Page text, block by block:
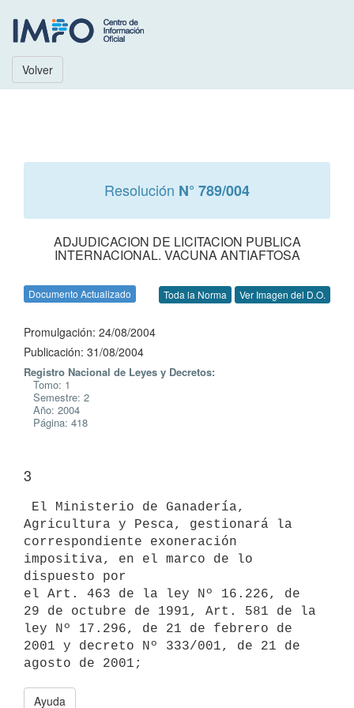
Volver
Resolución N° 789/004
ADJUDICACION DE LICITACION PUBLICA
INTERNACIONAL. VACUNA ANTIAFTOSA
Documento Actualizado Toda la Norma Ver Imagen del D.O.
Promulgación: 24/08/2004
Publicación: 31/08/2004
Registro Nacional de Leyes y Decretos:
Tomo: 1
Semestre: 2
Año: 2004
Página: 418
3
Agricultura y Pesca, gestionará la
correspondiente exoneración
impositiva, en el marco de lo
dispuesto por
el Art. 463 de la ley Nº 16.226, de
29 de octubre de 1991, Art. 581 de la
ley Nº 17.296, de 21 de febrero de
2001 y decreto Nº 333/001, de 21 de
Ayuda